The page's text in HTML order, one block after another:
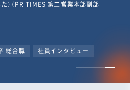
け）（執行役員 兼 Jooto事業部
キャリア入社 Jooto